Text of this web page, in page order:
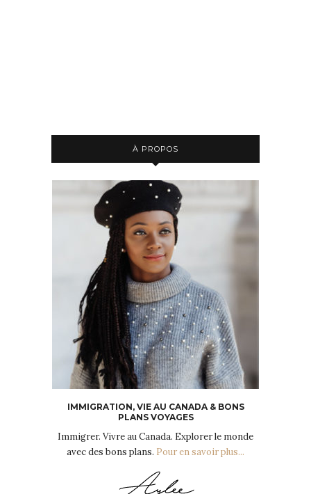
À PROPOS
IMMIGRATION, VIE AU CANADA & BONS
PLANS VOYAGES
Immigrer. Vivre au Canada. Explorer le monde
avec des bons plans. Pour en savoir plus...